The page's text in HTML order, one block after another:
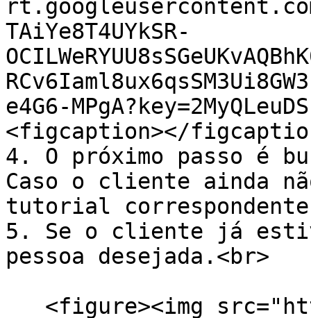
TAiYe8T4UYkSR-
e4G6-
<figcaption></
4. O próximo passo é
Caso o cliente ainda
tutorial
5. Se o cliente já
pessoa desejada.<br>